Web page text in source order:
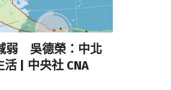
弱 吳德榮：中北
| 中央社 CNA